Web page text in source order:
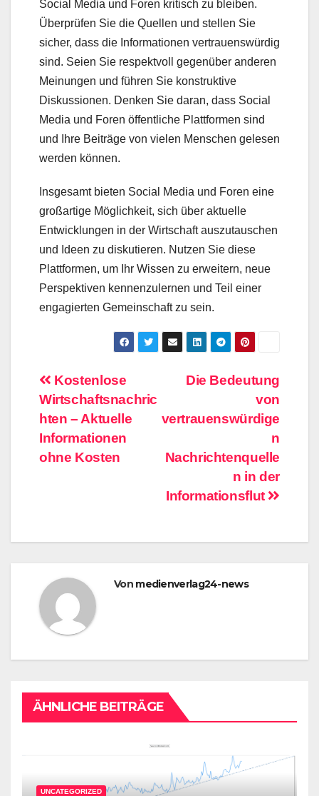
Social Media und Foren kritisch zu bleiben.
Überprüfen Sie die Quellen und stellen Sie
sicher, dass die Informationen vertrauenswürdig
sind. Seien Sie respektvoll gegenüber anderen
Meinungen und führen Sie konstruktive
Diskussionen. Denken Sie daran, dass Social
Media und Foren öffentliche Plattformen sind
und Ihre Beiträge von vielen Menschen gelesen
werden können.
Insgesamt bieten Social Media und Foren eine
großartige Möglichkeit, sich über aktuelle
Entwicklungen in der Wirtschaft auszutauschen
und Ideen zu diskutieren. Nutzen Sie diese
Plattformen, um Ihr Wissen zu erweitern, neue
Perspektiven kennenzulernen und Teil einer
engagierten Gemeinschaft zu sein.
Beitragsnavigation
Die Bedeutung
von
vertrauenswürdige
n
Nachrichtenquelle
n in der
Informationsflut
Kostenlose
Wirtschaftsnachric
hten – Aktuelle
Informationen
ohne Kosten
Von medienverlag24-news
ÄHNLICHE BEITRÄGE
UNCATEGORIZED